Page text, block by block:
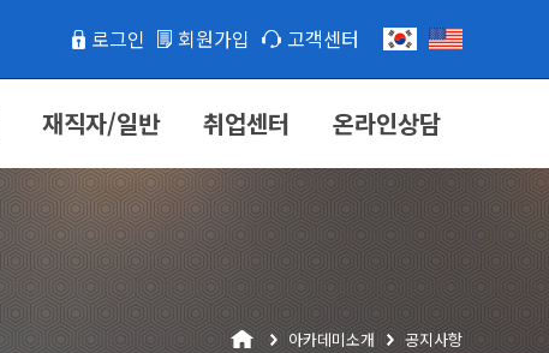
로그인 회원가입 고객센터
재직자/일반 취업센터 온라인상담
아카데미소개 공지사항